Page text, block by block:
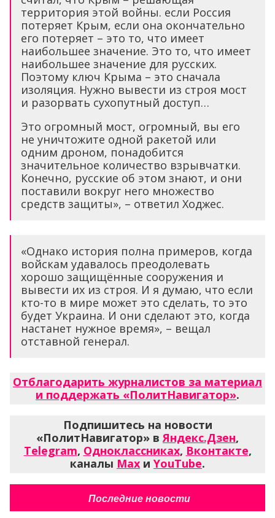
территория этой войны. если Россия
потеряет Крым, если она окончательно
его потеряет – это то, что имеет
наибольшее значение. Это то, что имеет
наибольшее значение для русских.
Поэтому ключ Крыма – это сначала
изоляция. Нужно вывести из строя мост
и разорвать сухопутный доступ…
Это огромный мост, огромный, вы его
не уничтожите одной ракетой или
одним дроном, понадобится
значительное количество взрывчатки.
Конечно, русские об этом знают, и они
поставили вокруг него множество
средств защиты», – ответил Ходжес.
«Однако история полна примеров, когда
войскам удавалось преодолевать
хорошо защищённые сооружения и
вывести их из строя. И я думаю, что если
кто-то в мире может это сделать, то это
будет Украина. И они сделают это, когда
настанет нужное время», – вещал
отставной генерал.
Отблагодарить журналистов за материал
и поддержать «ПолитНавигатор».
Подпишитесь на новости
«ПолитНавигатор» вЯндекс.Дзен,
Telegram, Одноклассниках, Вконтакте,
каналы Max и YouTube.
Последние новости